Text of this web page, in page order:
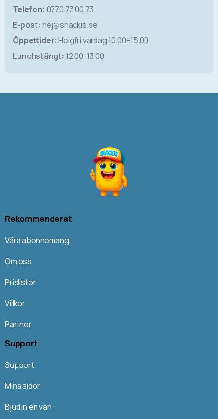
Telefon: 0770 73 00 73
E-post: hej@snackis.se
Öppettider:Helgfri vardag 10.00–15.00
Lunchstängt: 12.00-13.00
Rekommenderat
Våra abonnemang
Om oss
Prislistor
Villkor
Partner
Support
Support
Mina sidor
Bjud in en vän